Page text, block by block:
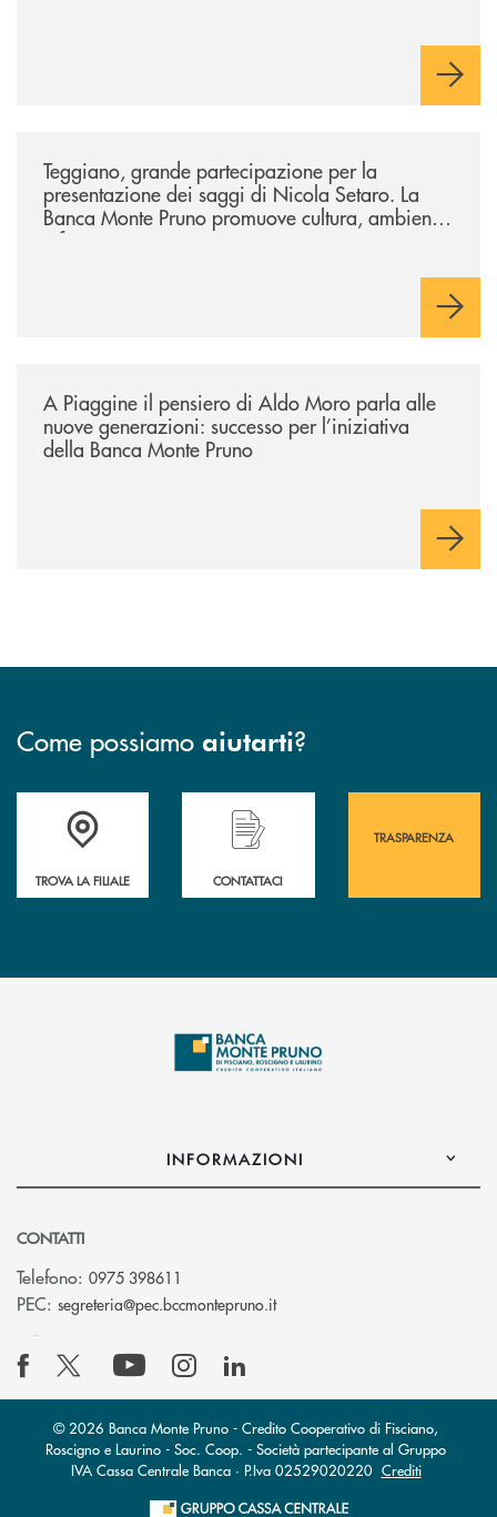
Teggiano, grande partecipazione per la
presentazione dei saggi di Nicola Setaro. La
Banca Monte Pruno promuove cultura, ambiente
e futuro
A Piaggine il pensiero di Aldo Moro parla alle
nuove generazioni: successo per l’iniziativa
della Banca Monte Pruno
Come possiamo aiutarti?
Accedi all' elenco completo&nbsp; delle&nbsp; filiali&nbsp; di Banca
TROVA LA FILIALE
Hai bisogno di assistenza immediata?
CONTATTACI
TRASPARENZA
INFORMAZIONI
CONTATTI
Telefono: 0975 398611
PEC: segreteria@pec.bccmontepruno.it(si apre l’app di posta
© 2026 Banca Monte Pruno - Credito Cooperativo di Fisciano,
Roscigno e Laurino - Soc. Coop. - Società partecipante al Gruppo
IVA Cassa Centrale Banca · P.Iva 02529020220 Crediti